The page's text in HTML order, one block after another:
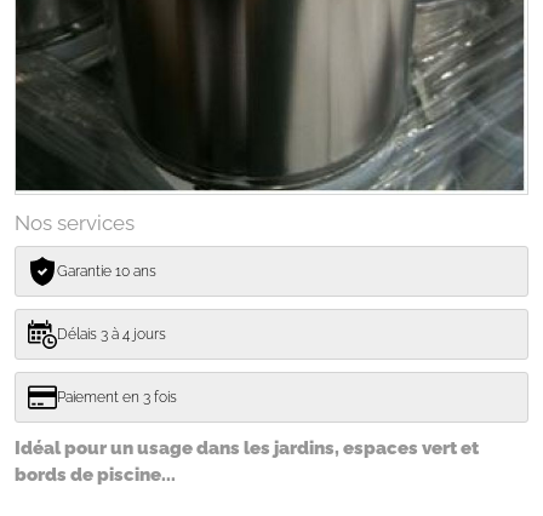
Nos services
Garantie 10 ans
Délais 3 à 4 jours
Paiement en 3 fois
Idéal pour un usage dans les jardins, espaces vert et
bords de piscine...